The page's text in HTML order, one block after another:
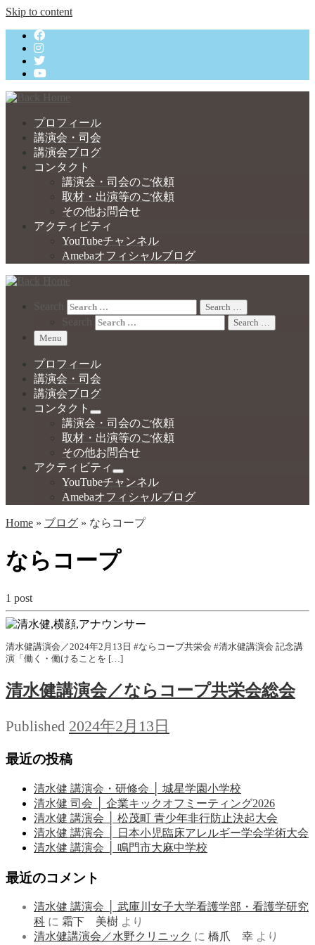
Skip to content
プロフィール
講演会・司会
講演会ブログ
コンタクト
講演会・司会のご依頼
取材・出演等のご依頼
その他お問合せ
アクティビティ
YouTubeチャンネル
Amebaオフィシャルブログ
Search Search …
Search
Search …
Menu
プロフィール
講演会・司会
講演会ブログ
コンタクト
講演会・司会のご依頼
取材・出演等のご依頼
その他お問合せ
アクティビティ
YouTubeチャンネル
Amebaオフィシャルブログ
Home » ブログ » ならコープ
ならコープ
1 post
清水健講演会／2024年2月13日 #ならコープ共栄会 #清水健講演会 記念講
演「働く・働けることを […]
清水健講演会／ならコープ共栄会総会
Published 2024年2月13日
最近の投稿
清水健 講演会・研修会 │ 城星学園小学校
清水健 司会 │ 企業キックオフミーティング2026
清水健 講演会 │ 松茂町 青少年非行防止決起大会
清水健 講演会 │ 日本小児臨床アレルギー学会学術大会
清水健 講演会 │ 鳴門市大麻中学校
最近のコメント
清水健 講演会 │ 武庫川女子大学看護学部・看護学研究
科 に 霜下 美樹 より
清水健講演会／水野クリニック に 橋爪 幸 より